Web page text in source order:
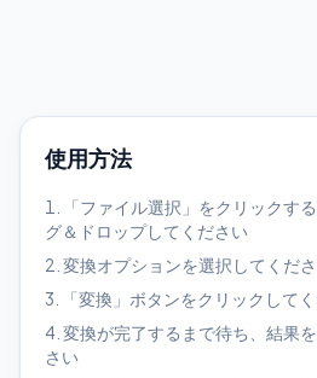
使用方法
「ファイル選択」をクリックす
グ＆ドロップしてください
変換オプションを選択してくだ
「変換」ボタンをクリックして
変換が完了するまで待ち、結果
さい